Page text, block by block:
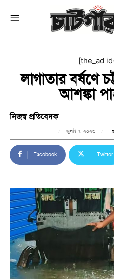
[the_ad
লাগাতার বর্ষণে
আশঙ্কা
নিজস্ব প্রতিবেদক
জুলাই ৭, ২০২৬
Facebook Twitter